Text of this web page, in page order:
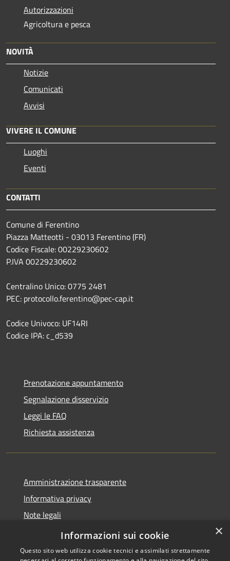
Autorizzazioni
Agricoltura e pesca
NOVITÀ
Notizie
Comunicati
Avvisi
VIVERE IL COMUNE
Luoghi
Eventi
CONTATTI
Comune di Ferentino
Piazza Matteotti - 03013 Ferentino (FR)
Codice Fiscale: 00229230602
P.IVA 00229230602
Centralino Unico: 0775 2481
PEC: protocollo.ferentino@pec-cap.it
Codice Univoco: UF14RI
Codice IPA: c_d539
Prenotazione appuntamento
Segnalazione disservizio
Leggi le FAQ
Richiesta assistenza
Amministrazione trasparente
Informativa privacy
Note legali
Dichiarazione di accessibilità
×
Informazioni sui cookie
Questo sito web utilizza cookie tecnici e assimilati strettamente